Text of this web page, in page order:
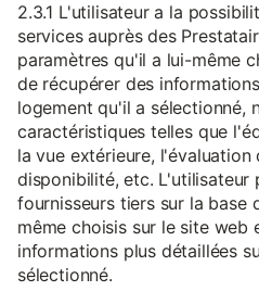
2.3.1 L'utilisateur a la
services auprès des
paramètres qu'il a lui-même
de récupérer des
logement qu'il a sélectionné,
caractéristiques telles que
la vue extérieure, l'évaluation
disponibilité, etc. L'utilisateur
fournisseurs tiers sur la base
même choisis sur le site web
informations plus détaillées
sélectionné.